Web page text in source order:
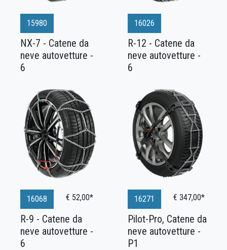
15980
NX-7 - Catene da
neve autovetture -
6
16026
R-12 - Catene da
neve autovetture -
6
16068 € 52,00*
R-9 - Catene da
neve autovetture -
6
16271 € 347,00*
Pilot-Pro, Catene da
neve autovetture -
P1